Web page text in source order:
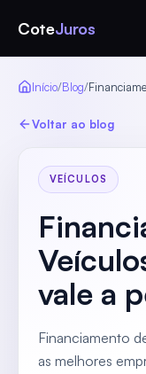
CoteJuros
Início/Blog/
Voltar ao blog
VEÍCULOS
vale a
Financiamento
as melhores